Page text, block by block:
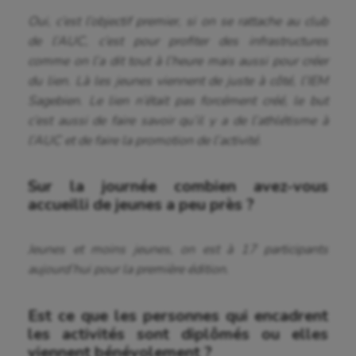
Gymnastique rythmique
Haltérophilie
Handisport
Jeux Olympiques et Paralympiques
Kayak-polo
Korfbal
Moto
Natation artistique
Oui, c’est l’objectif premier, si on se rattache au club
de l’AUC, c’est pour profiter des infrastructures
comme on l’a dit tout à l’heure mais aussi pour créer
du lien. Là les jeunes viennent de juste à côté, l’IEM
Sagebien. Le lien n’était pas forcément créé, le but
c’est aussi de faire savoir qu’il y a de l’athlétisme à
l’AUC et de faire la promotion de l’activité.
Sur la journée combien avez-vous
accueilli de jeunes a peu près ?
Jeunes et moins jeunes, on est à 17 participants
aujourd’hui pour la première édition.
Est ce que les personnes qui encadrent
les activités sont diplômés ou elles